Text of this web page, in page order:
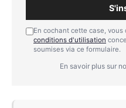
En cochant cette case,
conditions d'utilisation
soumises via ce formulaire.
En savoir plus sur